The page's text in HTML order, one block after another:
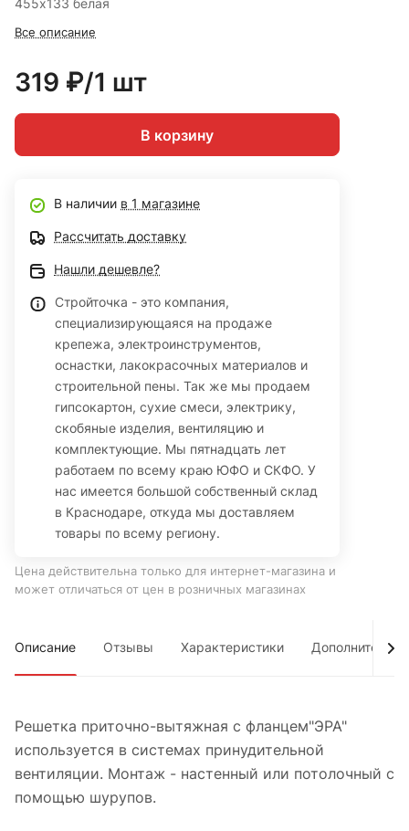
455х133 белая
Все описание
319 ₽/1 шт
В корзину
В наличии в 1 магазине
Рассчитать доставку
Нашли дешевле?
Стройточка - это компания,
специализирующаяся на продаже
крепежа, электроинструментов,
оснастки, лакокрасочных материалов и
строительной пены. Так же мы продаем
гипсокартон, сухие смеси, электрику,
скобяные изделия, вентиляцию и
комплектующие. Мы пятнадцать лет
работаем по всему краю ЮФО и СКФО. У
нас имеется большой собственный склад
в Краснодаре, откуда мы доставляем
товары по всему региону.
Цена действительна только для интернет-магазина и
может отличаться от цен в розничных магазинах
Описание Отзывы Характеристики Дополнительно
Решетка приточно-вытяжная с фланцем"ЭРА"
используется в системах принудительной
вентиляции. Монтаж - настенный или потолочный с
помощью шурупов.